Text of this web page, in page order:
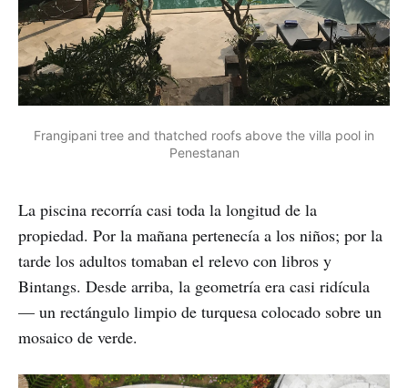
Frangipani tree and thatched roofs above the villa pool in
Penestanan
La piscina recorría casi toda la longitud de la
propiedad. Por la mañana pertenecía a los niños; por la
tarde los adultos tomaban el relevo con libros y
Bintangs. Desde arriba, la geometría era casi ridícula
— un rectángulo limpio de turquesa colocado sobre un
mosaico de verde.